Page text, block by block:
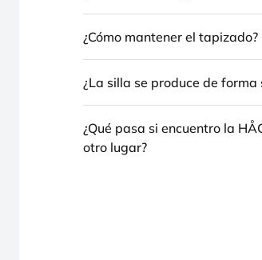
¿Cómo mantener el tapizado?
¿La silla se produce de forma
¿Qué pasa si encuentro la
otro lugar?